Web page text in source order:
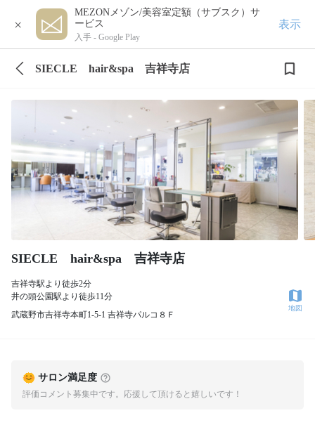
×
MEZONメゾン/美容室定額（サブスク）サ
ービス
入手 - Google Play
表示
SIECLE hair&spa 吉祥寺店
SIECLE hair&spa 吉祥寺店
吉祥寺駅より徒歩2分
井の頭公園駅より徒歩11分
武蔵野市吉祥寺本町1-5-1 吉祥寺パルコ８Ｆ
地図
サロン満足度
評価コメント募集中です。応援して頂けると嬉しいです！